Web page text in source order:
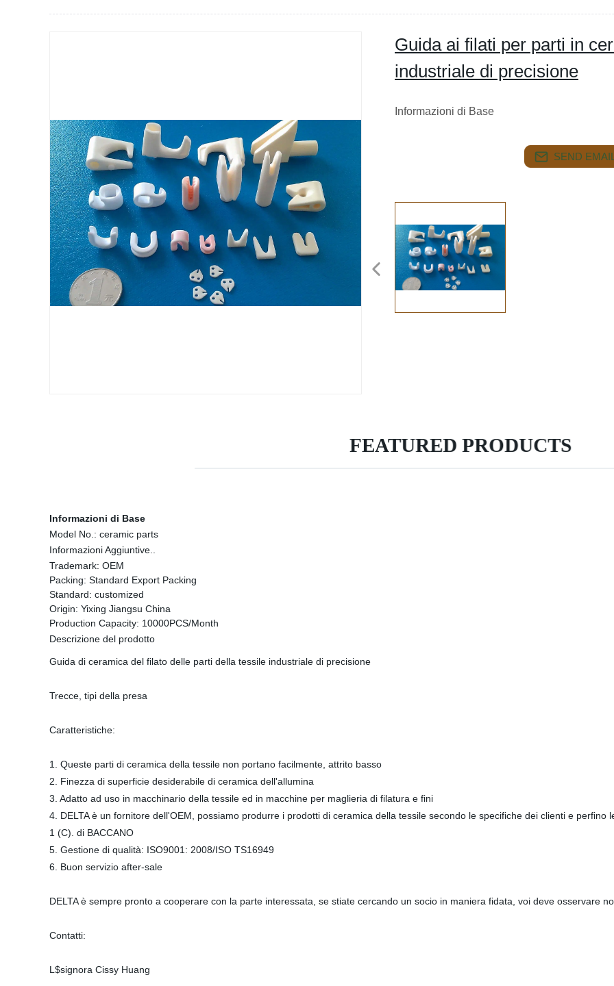
Guida ai filati per parti in
industriale di precisione
Informazioni di Base
SEND
FEATURED PRODUCTS
Informazioni di Base
Model No.: ceramic parts
Informazioni Aggiuntive..
Trademark: OEM
Packing: Standard Export Packing
Standard: customized
Origin: Yixing Jiangsu China
Production Capacity: 10000PCS/Month
Descrizione del prodotto
Guida di ceramica del filato delle parti della tessile industriale di precisione
Trecce, tipi della presa
Caratteristiche:
1. Queste parti di ceramica della tessile non portano facilmente, attrito basso
2. Finezza di superficie desiderabile di ceramica dell'allumina
3. Adatto ad uso in macchinario della tessile ed in macchine per maglieria di filatura e fini
4. DELTA è un fornitore dell'OEM, possiamo produrre i prodotti di ceramica della tessile secondo le specifiche dei clienti e
1 (C). di BACCANO
5. Gestione di qualità: ISO9001: 2008/ISO TS16949
6. Buon servizio after-sale
DELTA è sempre pronto a cooperare con la parte interessata, se stiate cercando un socio in maniera fidata, voi deve osservare
Contatti:
L$signora Cissy Huang